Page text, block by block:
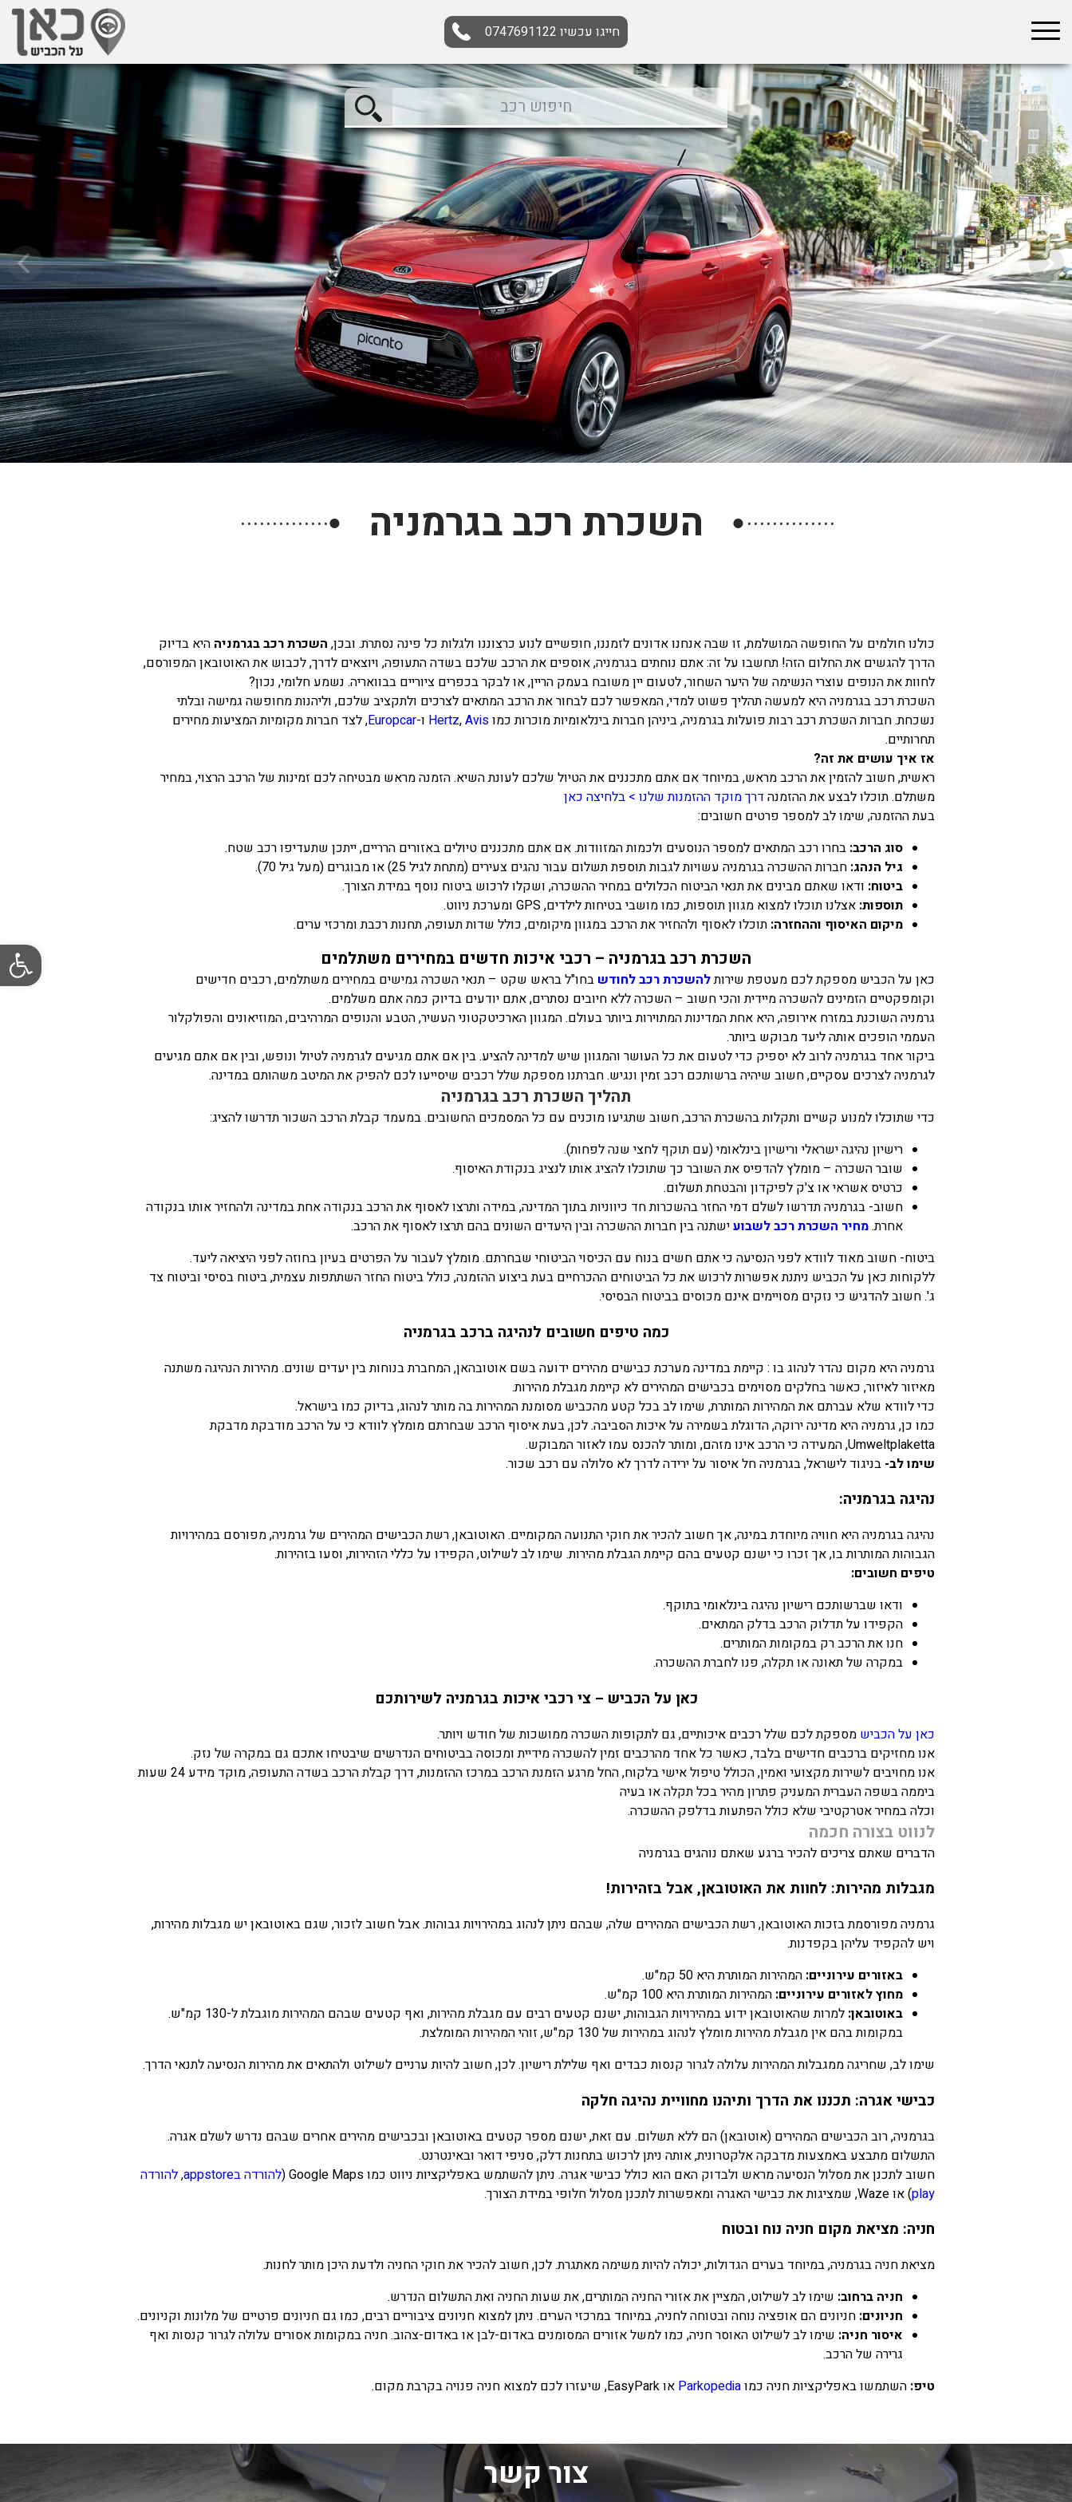
פתח
חייגו עכשיו 0747691122
בחר תתקטגוריה בחר מיקום
הכל
צפון
מרכז
דרום
במרכז
בצפון
בירושלים
ירושלים
בחיפה
חיפה
באשדוד
בפתח תקווה
בנתניה
● השכרת רכב בגרמניה ●
כולנו חולמים על החופשה המושלמת, זו שבה אנחנו אדונים לזמננו, חופשיים לנוע כרצוננו ולגלות כל פינה נסתרת. ובכן, השכרת רכב בגרמניה היא בדיוק
הדרך להגשים את החלום הזה! תחשבו על זה: אתם נוחתים בגרמניה, אוספים את הרכב שלכם בשדה התעופה, ויוצאים לדרך, לכבוש את האוטובאן המפורסם,
לחוות את הנופים עוצרי הנשימה של היער השחור, לטעום יין משובח בעמק הריין, או לבקר בכפרים ציוריים בבוואריה. נשמע חלומי, נכון?
השכרת רכב בגרמניה היא למעשה תהליך פשוט למדי, המאפשר לכם לבחור את הרכב המתאים לצרכים ולתקציב שלכם, וליהנות מחופשה גמישה ובלתי
נשכחת. חברות השכרת רכב רבות פועלות בגרמניה, ביניהן חברות בינלאומיות מוכרות כמו
Hertz,Avis ו-Europcar, לצד חברות מקומיות המציעות מחירים
תחרותיים.
אז איך עושים את זה?
ראשית, חשוב להזמין את הרכב מראש, במיוחד אם אתם מתכננים את הטיול שלכם לעונת השיא. הזמנה מראש מבטיחה לכם זמינות של הרכב הרצוי, במחיר
משתלם. תוכלו לבצע את ההזמנה דרך מוקד ההזמנות שלנו > בלחיצה כאן
בעת ההזמנה, שימו לב למספר פרטים חשובים:
סוג הרכב: בחרו רכב המתאים למספר הנוסעים ולכמות המזוודות. אם אתם מתכננים טיולים באזורים הרריים, ייתכן שתעדיפו רכב שטח.
גיל הנהג: חברות ההשכרה בגרמניה עשויות לגבות תוספת תשלום עבור נהגים צעירים (מתחת לגיל 25) או מבוגרים (מעל גיל 70).
ביטוח: ודאו שאתם מבינים את תנאי הביטוח הכלולים במחיר ההשכרה, ושקלו לרכוש ביטוח נוסף במידת הצורך.
תוספות: אצלנו תוכלו למצוא מגוון תוספות, כמו מושבי בטיחות לילדים, GPS ומערכת ניווט.
מיקום האיסוף וההחזרה: תוכלו לאסוף ולהחזיר את הרכב במגוון מיקומים, כולל שדות תעופה, תחנות רכבת ומרכזי ערים.
השכרת רכב בגרמניה – רכבי איכות חדשים במחירים משתלמים
כאן על הכביש מספקת לכם מעטפת שירותלהשכרת רכב לחודש בחו"ל בראש שקט – תנאי השכרה גמישים במחירים משתלמים, רכבים חדישים
וקומפקטיים הזמינים להשכרה מיידית והכי חשוב – השכרה ללא חיובים נסתרים, אתם יודעים בדיוק כמה אתם משלמים.
גרמניה השוכנת במזרח אירופה, היא אחת המדינות המתוירות ביותר בעולם. המגוון הארכיטקטוני העשיר, הטבע והנופים המרהיבים, המוזיאונים והפולקלור
העממי הופכים אותה ליעד מבוקש ביותר.
ביקור אחד בגרמניה לרוב לא יספיק כדי לטעום את כל העושר והמגוון שיש למדינה להציע. בין אם אתם מגיעים לגרמניה לטיול ונופש, ובין אם אתם מגיעים
לגרמניה לצרכים עסקיים, חשוב שיהיה ברשותכם רכב זמין ונגיש. חברתנו מספקת שלל רכבים שיסייעו לכם להפיק את המיטב משהותם במדינה.
תהליך השכרת רכב בגרמניה
כדי שתוכלו למנוע קשיים ותקלות בהשכרת הרכב, חשוב שתגיעו מוכנים עם כל המסמכים החשובים. במעמד קבלת הרכב השכור תדרשו להציג:
רישיון נהיגה ישראלי ורישיון בינלאומי (עם תוקף לחצי שנה לפחות).
שובר השכרה – מומלץ להדפיס את השובר כך שתוכלו להציג אותו לנציג בנקודת האיסוף.
כרטיס אשראי או צ'ק לפיקדון והבטחת תשלום.
חשוב- בגרמניה תדרשו לשלם דמי החזר בהשכרות חד כיווניות בתוך המדינה, במידה ותרצו לאסוף את הרכב בנקודה אחת במדינה ולהחזיר אותו בנקודה
אחרת.מחיר השכרת רכב לשבועישתנה בין חברות ההשכרה ובין היעדים השונים בהם תרצו לאסוף את הרכב.
ביטוח- חשוב מאוד לוודא לפני הנסיעה כי אתם חשים בנוח עם הכיסוי הביטוחי שבחרתם. מומלץ לעבור על הפרטים בעיון בחוזה לפני היציאה ליעד.
ללקוחות כאן על הכביש ניתנת אפשרות לרכוש את כל הביטוחים ההכרחיים בעת ביצוע ההזמנה, כולל ביטוח החזר השתתפות עצמית, ביטוח בסיסי וביטוח צד
ג'. חשוב להדגיש כי נזקים מסויימים אינם מכוסים בביטוח הבסיסי.
כמה טיפים חשובים לנהיגה ברכב בגרמניה
גרמניה היא מקום נהדר לנהוג בו : קיימת במדינה מערכת כבישים מהירים ידועה בשם אוטובהאן, המחברת בנוחות בין יעדים שונים. מהירות הנהיגה משתנה
מאיזור לאיזור, כאשר בחלקים מסוימים בכבישים המהירים לא קיימת מגבלת מהירות.
כדי לוודא שלא עברתם את המהירות המותרת, שימו לב בכל קטע מהכביש מסומנת המהירות בה מותר לנהוג, בדיוק כמו בישראל.
כמו כן, גרמניה היא מדינה ירוקה, הדוגלת בשמירה על איכות הסביבה. לכן, בעת איסוף הרכב שבחרתם מומלץ לוודא כי על הרכב מודבקת מדבקת
Umweltplaketta, המעידה כי הרכב אינו מזהם, ומותר להכנס עמו לאזור המבוקש.
שימו לב- בניגוד לישראל, בגרמניה חל איסור על ירידה לדרך לא סלולה עם רכב שכור.
נהיגה בגרמניה:
נהיגה בגרמניה היא חוויה מיוחדת במינה, אך חשוב להכיר את חוקי התנועה המקומיים. האוטובאן, רשת הכבישים המהירים של גרמניה, מפורסם במהירויות
הגבוהות המותרות בו, אך זכרו כי ישנם קטעים בהם קיימת הגבלת מהירות. שימו לב לשילוט, הקפידו על כללי הזהירות, וסעו בזהירות.
טיפים חשובים:
ודאו שברשותכם רישיון נהיגה בינלאומי בתוקף.
הקפידו על תדלוק הרכב בדלק המתאים.
חנו את הרכב רק במקומות המותרים.
במקרה של תאונה או תקלה, פנו לחברת ההשכרה.
כאן על הכביש – צי רכבי איכות בגרמניה לשירותכם
כאן על הכביש מספקת לכם שלל רכבים איכותיים, גם לתקופות השכרה ממושכות של חודש ויותר.
אנו מחזיקים ברכבים חדישים בלבד, כאשר כל אחד מהרכבים זמין להשכרה מידיית ומכוסה בביטוחים הנדרשים שיבטיחו אתכם גם במקרה של נזק.
אנו מחויבים לשירות מקצועי ואמין, הכולל טיפול אישי בלקוח, החל מרגע הזמנת הרכב במרכז ההזמנות, דרך קבלת הרכב בשדה התעופה, מוקד מידע 24 שעות
ביממה בשפה העברית המעניק פתרון מהיר בכל תקלה או בעיה
וכלה במחיר אטרקטיבי שלא כולל הפתעות בדלפק ההשכרה.
לנווט בצורה חכמה
הדברים שאתם צריכים להכיר ברגע שאתם נוהגים בגרמניה
מגבלות מהירות: לחוות את האוטובאן, אבל בזהירות!
גרמניה מפורסמת בזכות האוטובאן, רשת הכבישים המהירים שלה, שבהם ניתן לנהוג במהירויות גבוהות. אבל חשוב לזכור, שגם באוטובאן יש מגבלות מהירות,
ויש להקפיד עליהן בקפדנות.
באזורים עירוניים: המהירות המותרת היא 50 קמ"ש.
מחוץ לאזורים עירוניים: המהירות המותרת היא 100 קמ"ש.
באוטובאן:
למרות שהאוטובאן ידוע במהירויות הגבוהות, ישנם קטעים רבים עם מגבלת מהירות, ואף קטעים שבהם המהירות מוגבלת ל-130 קמ"ש.
במקומות בהם אין מגבלת מהירות מומלץ לנהוג במהירות של 130 קמ"ש, זוהי המהירות המומלצת.
שימו לב, שחריגה ממגבלות המהירות עלולה לגרור קנסות כבדים ואף שלילת רישיון. לכן, חשוב להיות ערניים לשילוט ולהתאים את מהירות הנסיעה לתנאי הדרך.
כבישי אגרה: תכננו את הדרך ותיהנו מחוויית נהיגה חלקה
בגרמניה, רוב הכבישים המהירים (אוטובאן) הם ללא תשלום. עם זאת, ישנם מספר קטעים באוטובאן ובכבישים מהירים אחרים שבהם נדרש לשלם אגרה.
התשלום מתבצע באמצעות מדבקה אלקטרונית, אותה ניתן לרכוש בתחנות דלק, סניפי דואר ובאינטרנט.
חשוב לתכנן את מסלול הנסיעה מראש ולבדוק האם הוא כולל כבישי אגרה. ניתן להשתמש באפליקציות ניווט כמו Google Maps (
להורדה בappstore ,להורדה
play) או Waze, שמציגות את כבישי האגרה ומאפשרות לתכנן מסלול חלופי במידת הצורך.
חניה: מציאת מקום חניה נוח ובטוח
מציאת חניה בגרמניה, במיוחד בערים הגדולות, יכולה להיות משימה מאתגרת. לכן, חשוב להכיר את חוקי החניה ולדעת היכן מותר לחנות.
חניה ברחוב: שימו לב לשילוט, המציין את אזורי החניה המותרים, את שעות החניה ואת התשלום הנדרש.
חניונים: חניונים הם אופציה נוחה ובטוחה לחניה, במיוחד במרכזי הערים. ניתן למצוא חניונים ציבוריים רבים, כמו גם חניונים פרטיים של מלונות וקניונים.
איסור חניה: שימו לב לשילוט האוסר חניה, כמו למשל אזורים המסומנים באדום-לבן או באדום-צהוב. חניה במקומות אסורים עלולה לגרור קנסות ואף
גרירה של הרכב.
טיפ: השתמשו באפליקציות חניה כמוParkopedia או EasyPark, שיעזרו לכם למצוא חניה פנויה בקרבת מקום.
צור קשר